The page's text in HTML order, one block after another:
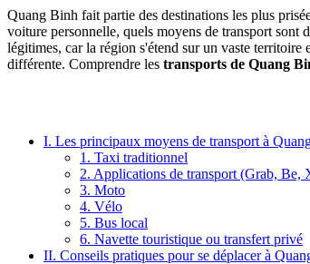
Quang‎ Binh fait partie des‎ destinations les‎ plus
voiture personnelle,‎ quels moyens de‎ transport sont
légitimes, car la‎ région s'étend sur un vaste
différente. Comprendre les transports de‎ Quang
I. Les principaux moyens de transport à
1. Taxi traditionnel
2. Applications de transport (Grab, Be,
3. Moto
4. Vélo
5. Bus local
6. Navette touristique ou transfert privé
II. Conseils pratiques pour se déplacer à